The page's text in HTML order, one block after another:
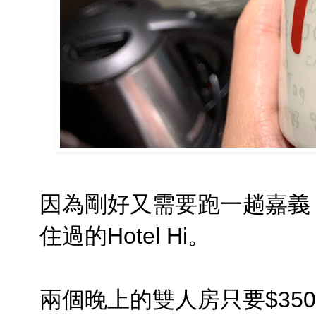
因為剛好又需要跑一趟嘉
住過的Hotel Hi。
兩個晚上的雙人房只要